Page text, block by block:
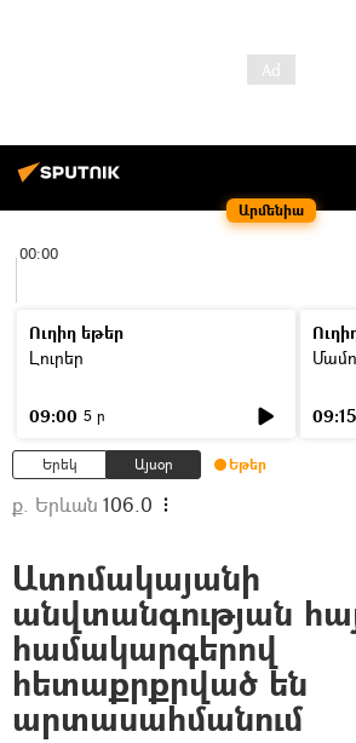
Արմենիա
00:00
Ուղիղ եթեր
Լուրեր
09:00 5 ր 09:15
Երեկ Այսօր Եթեր
ք. Երևան 106.0
Ատոմակայանի
անվտանգության
համակարգերով
հետաքրքրված են
արտասահմանում